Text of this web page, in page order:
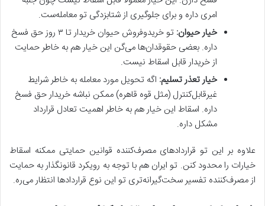
امری داره و برای جلوگیری از شتابزدگی تو معامله‌ست.
خیار حیوان:
تو خریدوفروش حیوان خریدار تا ۳ روز حق فسخ
داره. بعضی حقوقدان‌ها می‌گن این خیار هم به خاطر حمایت
از خریدار قابل اسقاط نیست.
خیار تعذر تسلیم: اگه تحویل مورد معامله به خاطر شرایط
غیرقابل‌کنترل (مثل قوه قاهره) ممکن نباشه خریدار حق فسخ
داره. اسقاط این خیار هم به خاطر اهمیت تعادل قرارداد
مشکل داره.
علاوه بر این تو قراردادهای مصرف‌کننده قوانین حمایتی ممکنه اسقاط
خیارات را محدود کنن. تو ایران هم با توجه به رویکرد قانونگذار به حمایت
از مصرف‌کننده تفسیر سخت‌گیرانه‌تری تو این نوع قراردادها انتظار می‌ره.